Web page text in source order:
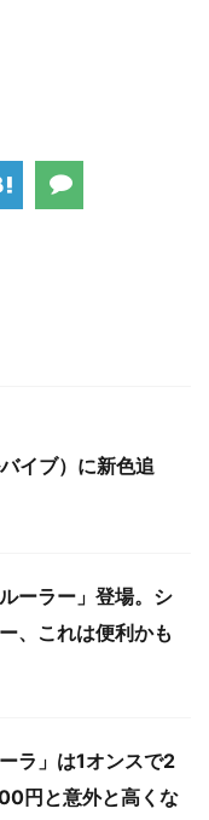
イブ）に新色追
ーラー」登場。シ
、これは便利かも
ラ」は1オンスで2
円と意外と高くな